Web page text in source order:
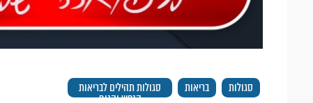
סגולות בריאות סגולות תהילים לבריאות
הנפש והגוף